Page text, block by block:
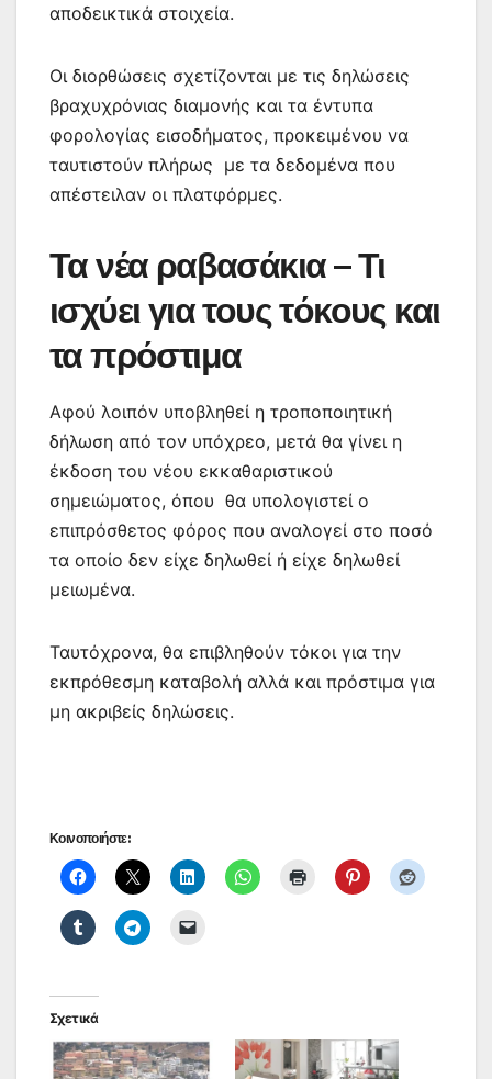
αποδεικτικά στοιχεία.
Οι διορθώσεις σχετίζονται με τις δηλώσεις
βραχυχρόνιας διαμονής και τα έντυπα
φορολογίας εισοδήματος, προκειμένου να
ταυτιστούν πλήρως με τα δεδομένα που
απέστειλαν οι πλατφόρμες.
Τα νέα ραβασάκια – Τι
ισχύει για τους τόκους και
τα πρόστιμα
Αφού λοιπόν υποβληθεί η τροποποιητική
δήλωση από τον υπόχρεο, μετά θα γίνει η
έκδοση του νέου εκκαθαριστικού
σημειώματος, όπου θα υπολογιστεί ο
επιπρόσθετος φόρος που αναλογεί στο ποσό
τα οποίο δεν είχε δηλωθεί ή είχε δηλωθεί
μειωμένα.
Ταυτόχρονα, θα επιβληθούν τόκοι για την
εκπρόθεσμη καταβολή αλλά και πρόστιμα για
μη ακριβείς δηλώσεις.
Κοινοποιήστε:
Σχετικά